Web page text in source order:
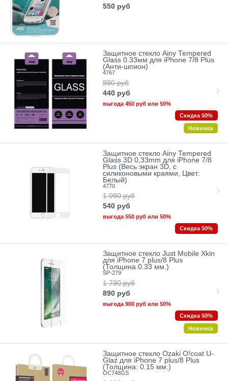
550 руб
Защитное стекло Ainy Tempered
Glass 0.33мм для iPhone 7/8 Plus
(Анти-шпион)
4767
890 руб
440 руб
выгода 450 рубили 50%
Скидка 50%
Новинка
Защитное стекло Ainy Tempered
Glass 3D 0,33mm для iPhone 7/8
Plus (Весь экран 3D, с
силиконовыми краями, Цвет:
Белый)
4770
1 090 руб
540 руб
выгода550 рубили 50%
Скидка 50%
Защитное стекло Just Mobile Xkin
для iPhone 7 plus/8 Plus
(Толщина 0.33 мм.)
SP-279
1 790 руб
890 руб
выгода 900 рубили 50%
Скидка 50%
Новинка
Защитное стекло Ozaki O!coat U-
Glaz для iPhone 7 plus/8 Plus
(Толщина: 0.15 мм.)
OC748GS